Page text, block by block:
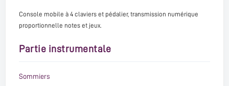
Console mobile à 4 claviers et pédalier, transmission numérique
proportionnelle notes et jeux.
Partie instrumentale
Sommiers